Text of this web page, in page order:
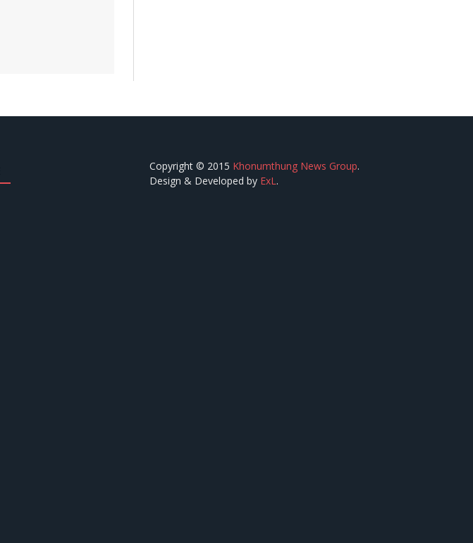
Copyright © 2015 Khonumthung News Group.
Design & Developed by ExL.